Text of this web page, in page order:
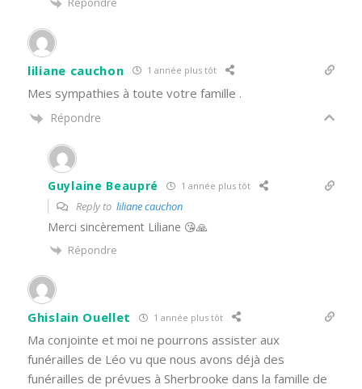
liliane cauchon 1 année plus tôt
Mes sympathies à toute votre famille .
Répondre
Guylaine Beaupré 1 année plus tôt
Reply to liliane cauchon
Merci sincèrement Liliane 😘🙏
Répondre
Ghislain Ouellet 1 année plus tôt
Ma conjointe et moi ne pourrons assister aux
funérailles de Léo vu que nous avons déjà des
funérailles de prévues à Sherbrooke dans la famille de